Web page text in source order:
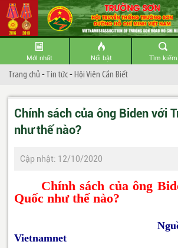
Mới nhất Nổi bật Tìm kiếm
Trang chủ -Tin tức- Hội Viên Cần Biết
Chính sách của ông Biden với
như thế nào?
Cập nhật: 12/10/2020
Chính sách của ông
Quốc như thế nào?
Vietnamnet